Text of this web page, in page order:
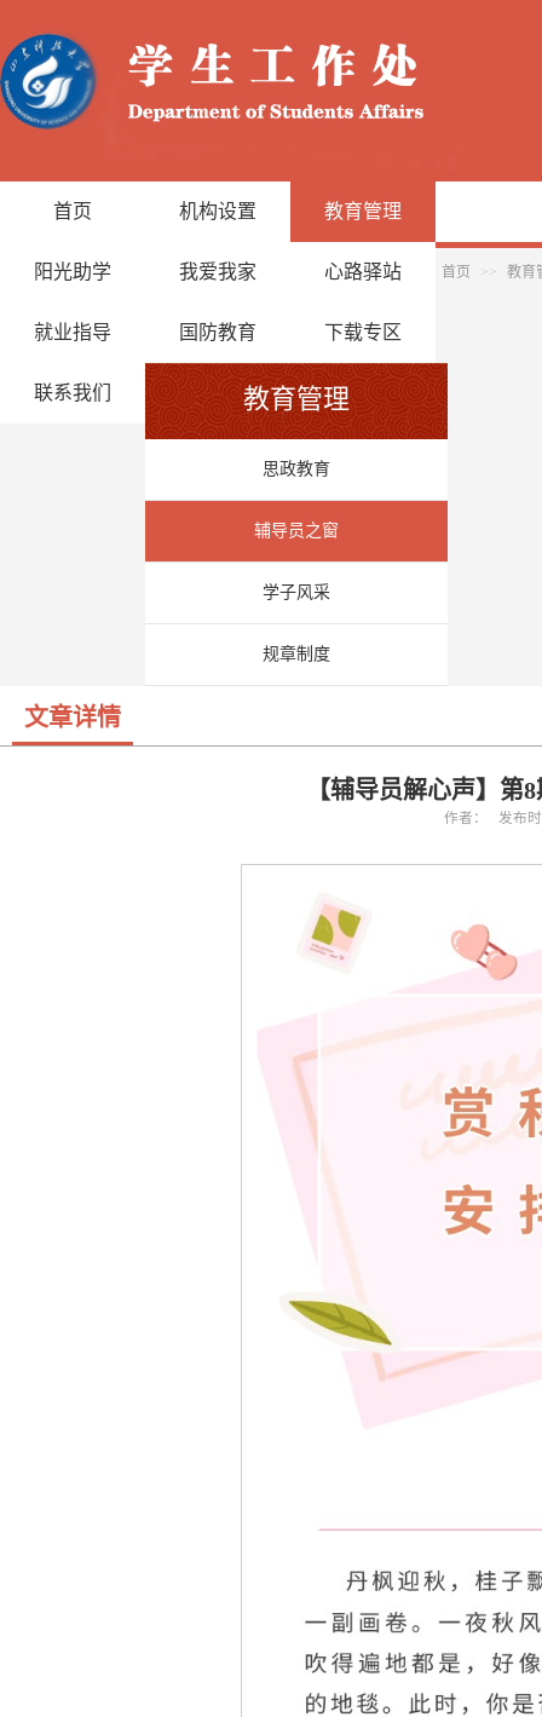
首页 机构设置 教育管理
阳光助学 我爱我家 心路驿站
就业指导 国防教育 下载专区
联系我们
首页 >> 教育
教育管理
思政教育
辅导员之窗
学子风采
规章制度
文章详情
【辅导员解心声】第
作者： 发布